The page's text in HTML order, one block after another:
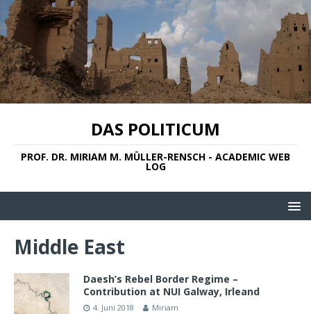
DAS POLITICUM
PROF. DR. MIRIAM M. MÜLLER-RENSCH - ACADEMIC WEB
LOG
Middle East
Daesh’s Rebel Border Regime –
Contribution at NUI Galway, Irleand
4. Juni 2018 Miriam